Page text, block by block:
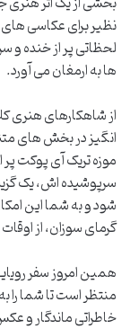
نظیر برای عکاسی
لحظاتی پر از خنده و
ها به ارمغان می آورد.
از شاهکارهای هنری
انگیز در بخش های
موزه تریک آی پوکت
سرپوشیده اش، یک
شود و به شما این
گرمای سوزان، از
همین امروز سفر
منتظر است تا شما را
خاطراتی ماندگار و